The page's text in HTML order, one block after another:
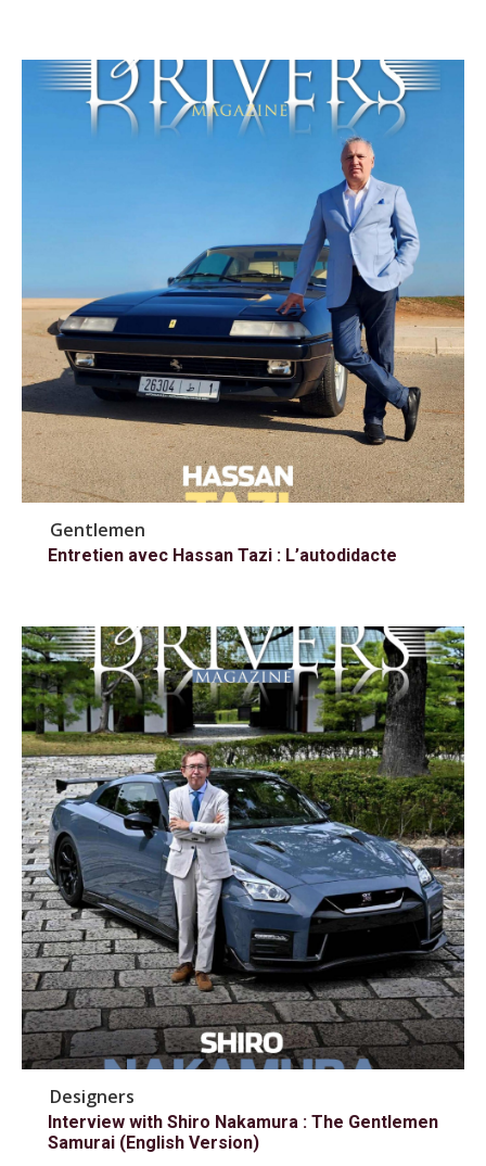
Gentlemen
Entretien avec Hassan Tazi : L’autodidacte
Designers
Interview with Shiro Nakamura : The Gentlemen
Samurai (English Version)